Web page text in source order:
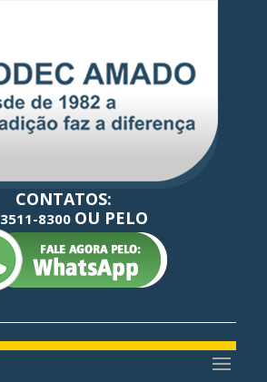
CONTATOS:
3511-8300 OU PELO